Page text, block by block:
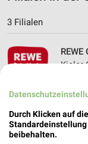
3 Filialen
Kieler
Heute
7,65
Durch Klicken auf
beibehalten.